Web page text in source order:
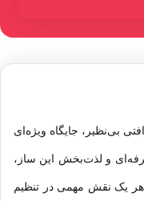
بی‌نظیر، جایگاه ویژه‌ای
و لذت‌بخش این ساز،
هر یک نقش مهمی در تنظیم